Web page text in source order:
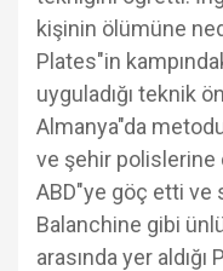
kişinin ölümüne
Plates"in
uyguladığı teknik
Almanya"da
ve şehir polislerine
ABD"ye göç etti ve
Balanchine gibi
arasında yer